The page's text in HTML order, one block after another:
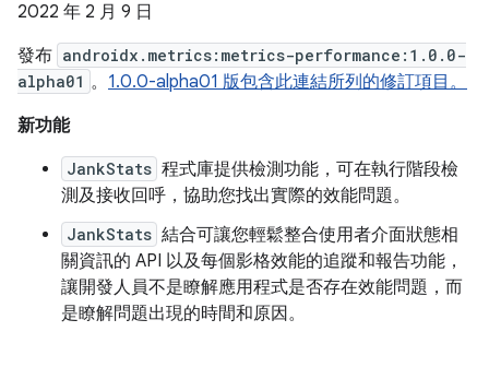
2022 年 2 月 9 日
發布 androidx.metrics:metrics-performance:1.0.0-
alpha01 。 1.0.0-alpha01 版包含此連結所列的修訂項目。
新功能
JankStats 程式庫提供檢測功能，可在執行階段檢
測及接收回呼，協助您找出實際的效能問題。
JankStats 結合可讓您輕鬆整合使用者介面狀態相
關資訊的 API 以及每個影格效能的追蹤和報告功能，
讓開發人員不是瞭解應用程式是否存在效能問題，而
是瞭解問題出現的時間和原因。